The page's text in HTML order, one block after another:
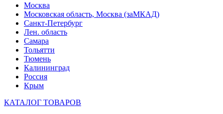
Москва
Московская область, Москва (заМКАД)
Санкт-Петербург
Лен. область
Самара
Тольятти
Тюмень
Калининград
Россия
Крым
КАТАЛОГ ТОВАРОВ